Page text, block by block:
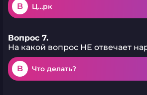
B Ц…рк
Вопрос 7.
На какой вопрос НЕ отвечает
B Что делать?